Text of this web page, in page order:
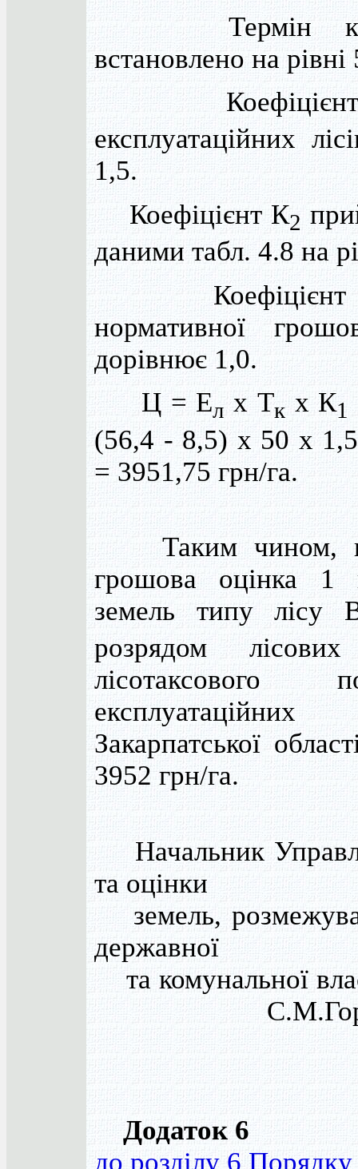
Термін
встановлено на рівні
експлуатаційних
1,5.
Коефіцієнт К2
даними табл. 4.8 на
Коефіцієнт
нормативної
дорівнює 1,0.
Ц = Елх Ткх К1
(56,4 - 8,5) х 50 х
= 3951,75 грн/га.
Таким чином,
грошова оцінка 1
земель типу лісу
розрядом
Закарпатської
3952 грн/га.
Начальник
та оцінки
земель,
державної
та комунальної
Додаток 6
до розділу 6 Порядку